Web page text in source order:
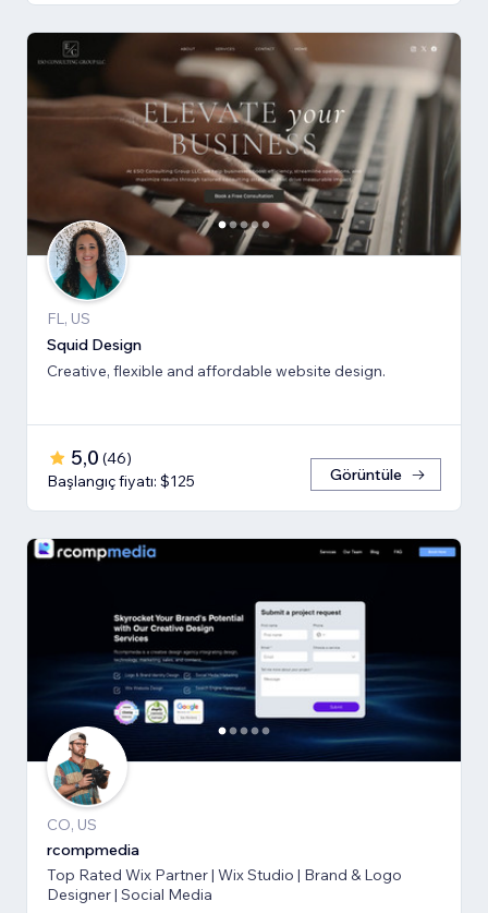
FL, US
Squid Design
Creative, flexible and affordable website design.
5,0 (46)
Başlangıç fiyatı: $125
Görüntüle
CO, US
rcompmedia
Top Rated Wix Partner | Wix Studio | Brand & Logo
Designer | Social Media